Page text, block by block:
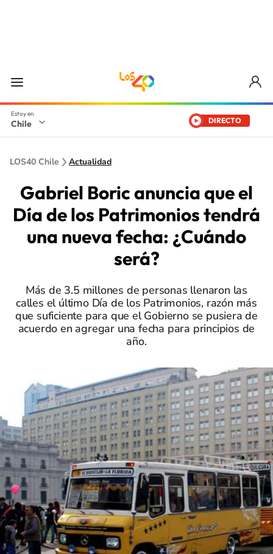
Chile DIRECTO
LOS40 Chile Actualidad
Gabriel Boric anuncia que el
Día de los Patrimonios tendrá
una nueva fecha: ¿Cuándo
será?
Más de 3.5 millones de personas llenaron las
calles el último Día de los Patrimonios, razón más
que suficiente para que el Gobierno se pusiera de
acuerdo en agregar una fecha para principios de
año.